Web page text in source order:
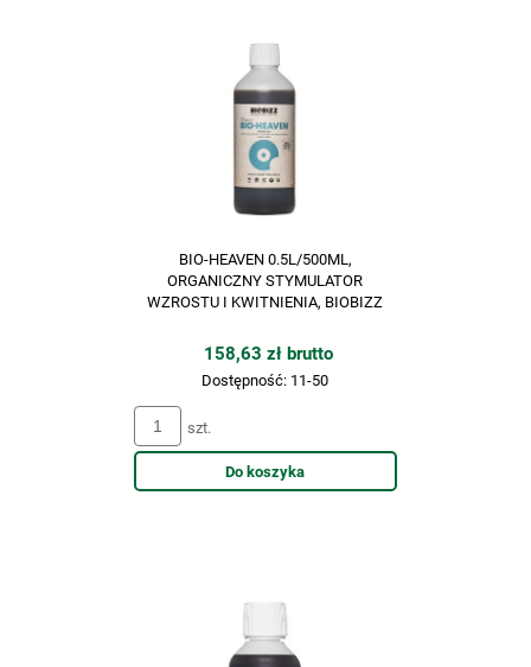
BIO-HEAVEN 0.5L/500ML,
ORGANICZNY STYMULATOR
WZROSTU I KWITNIENIA, BIOBIZZ
158,63 zł brutto
Dostępność: 11-50
szt.
Do koszyka